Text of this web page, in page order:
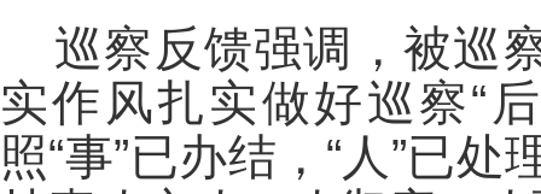
巡察反馈强调，被巡
实作风扎实做好巡察“
照“事”已办结，“人”已